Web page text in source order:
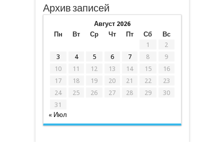
Архив записей
Август 2026
Пн
Вт Ср Чт Пт Сб
Вс
1
2
3
4 5 6 7 8
9
10
11 12 13 14 15
16
17
18 19 20 21 22
23
24
25 26 27 28 29
30
31
« Июл